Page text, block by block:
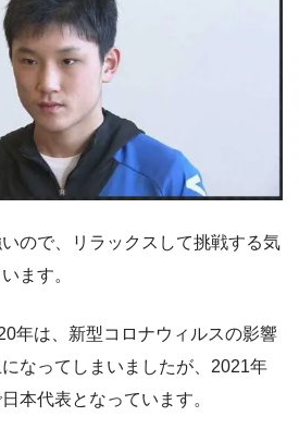
ので、リラックスして挑戦する気
ます。
年は、新型コロナウィルスの影響
なってしまいましたが、2021年
本代表となっています。